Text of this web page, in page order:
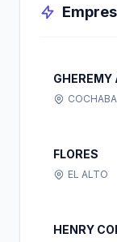
FLORES
EL ALTO
HENRY